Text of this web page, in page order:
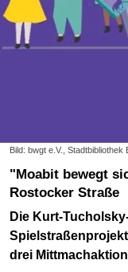
Bild: bwgt e.V., Stadtbibliothek
"Moabit bewegt sich" - Spielstraßenprojekt
Rostocker Straße
Die Kurt-
drei